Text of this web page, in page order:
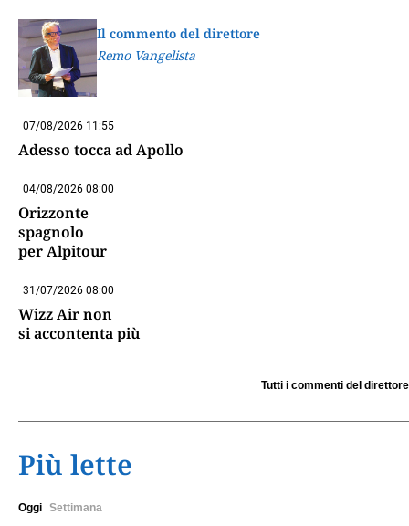
Il commento del direttore
Remo Vangelista
07/08/2026 11:55
Adesso tocca ad Apollo
04/08/2026 08:00
Orizzonte
spagnolo
per Alpitour
31/07/2026 08:00
Wizz Air non
si accontenta più
Tutti i commenti del direttore
Più lette
Oggi Settimana